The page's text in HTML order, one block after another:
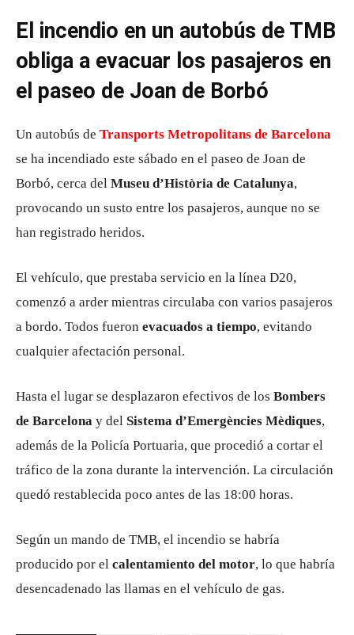
El incendio en un autobús de TMB
obliga a evacuar los pasajeros en
el paseo de Joan de Borbó
Un autobús de Transports Metropolitans de Barcelona
se ha incendiado este sábado en el paseo de Joan de
Borbó, cerca del Museu d’Història de Catalunya,
provocando un susto entre los pasajeros, aunque no se
han registrado heridos.
El vehículo, que prestaba servicio en la línea D20,
comenzó a arder mientras circulaba con varios pasajeros
a bordo. Todos fueron evacuados a tiempo, evitando
cualquier afectación personal.
Hasta el lugar se desplazaron efectivos de los Bombers
de Barcelona y del Sistema d’Emergències Mèdiques,
además de la Policía Portuaria, que procedió a cortar el
tráfico de la zona durante la intervención. La circulación
quedó restablecida poco antes de las 18:00 horas.
Según un mando de TMB, el incendio se habría
producido por el calentamiento del motor, lo que habría
desencadenado las llamas en el vehículo de gas.